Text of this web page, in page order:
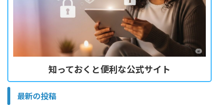
知っておくと便利な公式サイト
最新の投稿